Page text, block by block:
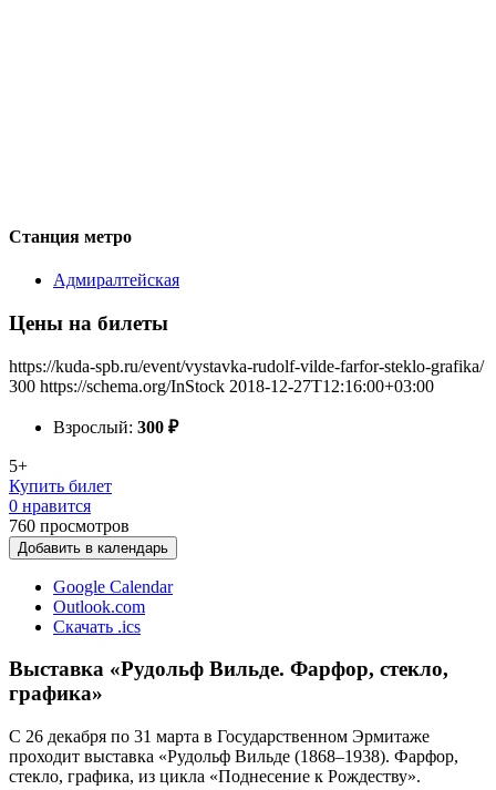
Станция метро
Адмиралтейская
Цены на билеты
https://kuda-spb.ru/event/vystavka-rudolf-vilde-farfor-steklo-grafika/
300 https://schema.org/InStock 2018-12-27T12:16:00+03:00
Взрослый: 300 ₽
5+
Купить билет
0 нравится
760 просмотров
Добавить в календарь
Google Calendar
Outlook.com
Скачать .ics
Выставка «Рудольф Вильде. Фарфор, стекло,
графика»
С 26 декабря по 31 марта в Государственном Эрмитаже
проходит выставка «Рудольф Вильде (1868–1938). Фарфор,
стекло, графика, из цикла «Поднесение к Рождеству».